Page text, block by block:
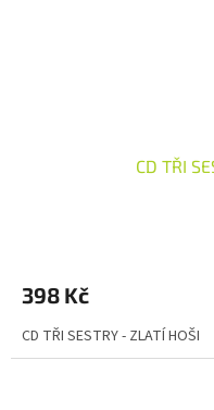
CD TŘI
398 Kč
CD TŘI SESTRY - ZLATÍ HOŠI